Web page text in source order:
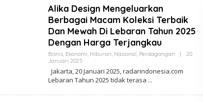
A
K
S
I
Alika Design Mengeluarkan
Berbagai Macam Koleksi Terbaik
Dan Mewah Di Lebaran Tahun 2025
Dengan Harga Terjangkau
Bisnis, Ekonomi, Hiburan, Nasional, Perdagangan
20
Januari 2025
L
E
H
E
Jakarta, 20 Januari 2025, radarindonesia.com
Lebaran Tahun 2025 tidak terasa